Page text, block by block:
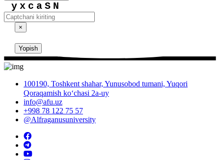
yxcaSN
×
Yopish
100190, Toshkent shahar, Yunusobod tumani, Yuqori
Qoraqamish ko‘chasi 2a-uy
info@afu.uz
+998 78 122 75 57
@Alfraganusuniversity